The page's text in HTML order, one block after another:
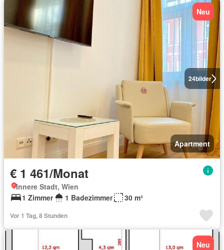
24bilder
Neu
Apartment
€ 1 461/Monat
Innere Stadt, Wien
1 Zimmer
1 Badezimmer 30 m²
Vor 1 Tag, 8 Stunden
Neu